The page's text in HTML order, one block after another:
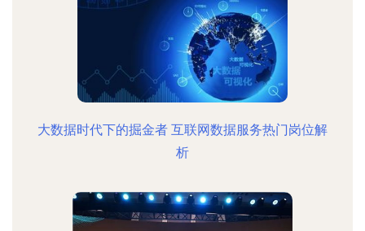
大数据时代下的掘金者 互联网数据服务热门岗位解
析